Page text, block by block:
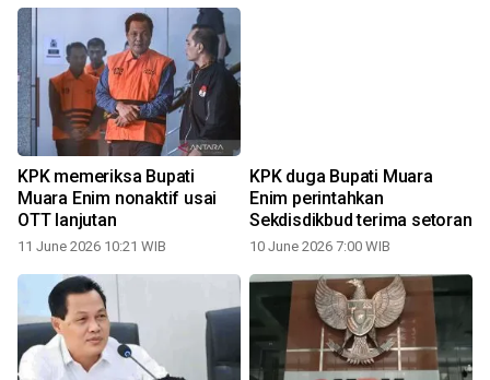
KPK memeriksa Bupati
Muara Enim nonaktif usai
OTT lanjutan
11 June 2026 10:21 WIB
KPK duga Bupati Muara
Enim perintahkan
Sekdisdikbud terima setoran
10 June 2026 7:00 WIB